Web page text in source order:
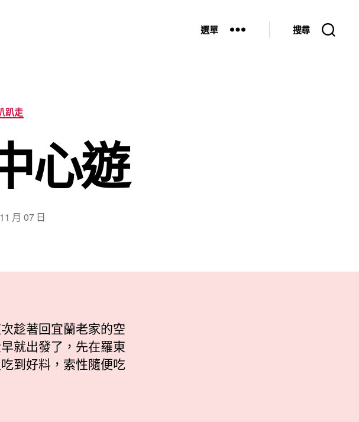
選單 搜尋
趴走
心遊
月 07 日
趁著回宜蘭老家的空
就出發了，先在羅東
到好料，索性隨便吃